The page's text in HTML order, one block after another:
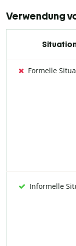
Verwendung
Formelle
Informelle